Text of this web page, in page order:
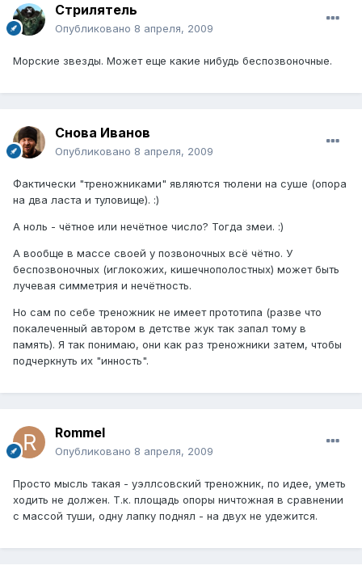
Стрилятель
Опубликовано 8 апреля, 2009
Морские звезды. Может еще какие нибудь беспозвоночные.
Снова Иванов
Опубликовано 8 апреля, 2009
Фактически "треножниками" являются тюлени на суше (опора
на два ласта и туловище). :)
А ноль - чётное или нечётное число? Тогда змеи. :)
А вообще в массе своей у позвоночных всё чётно. У
беспозвоночных (иглокожих, кишечнополостных) может быть
лучевая симметрия и нечётность.
Но сам по себе треножник не имеет прототипа (разве что
покалеченный автором в детстве жук так запал тому в
память). Я так понимаю, они как раз треножники затем, чтобы
подчеркнуть их "инность".
Rommel
Опубликовано 8 апреля, 2009
Просто мысль такая - уэллсовский треножник, по идее, уметь
ходить не должен. Т.к. площадь опоры ничтожная в сравнении
с массой туши, одну лапку поднял - на двух не удежится.